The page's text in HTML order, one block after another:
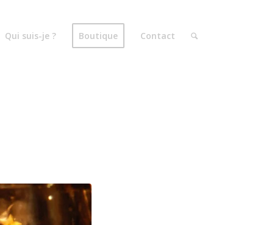
Qui suis-je ? Boutique Contact